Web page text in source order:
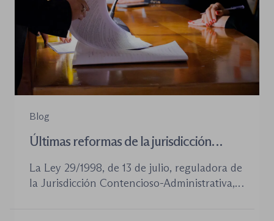
Blog
Últimas reformas de la jurisdicción
La Ley 29/1998, de 13 de julio, reguladora de
la Jurisdicción Contencioso-Administrativa,